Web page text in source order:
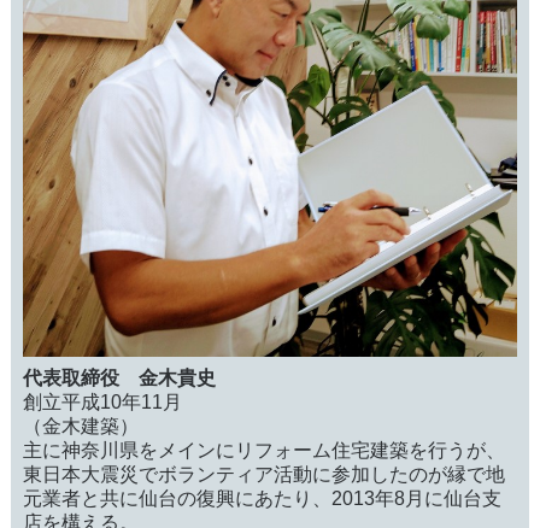
代表取締役 金木貴史
創立平成10年11月
（金木建築）
主に神奈川県をメインにリフォーム住宅建築を行うが、
東日本大震災でボランティア活動に参加したのが縁で地
元業者と共に仙台の復興にあたり、2013年8月に仙台支
店を構える。